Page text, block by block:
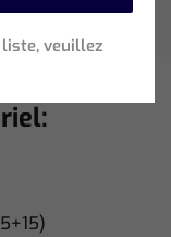
veuillez